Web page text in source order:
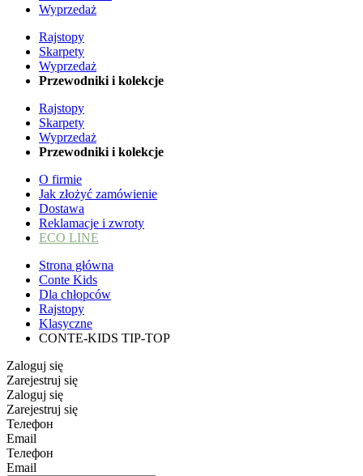
Wyprzedaż
Rajstopy
Skarpety
Wyprzedaż
Przewodniki i kolekcje
Rajstopy
Skarpety
Wyprzedaż
Przewodniki i kolekcje
O firmie
Jak złożyć zamówienie
Dostawa
Reklamacje i zwroty
ECO LINE
Strona główna
Conte Kids
Dla chłopców
Rajstopy
Klasyczne
CONTE-KIDS TIP-TOP
Zaloguj się
Zarejestruj się
Zaloguj się
Zarejestruj się
Телефон
Email
Телефон
Email